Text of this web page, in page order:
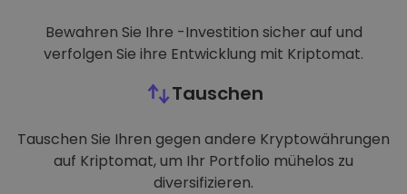
Bewahren Sie Ihre -Investition sicher auf und
verfolgen Sie ihre Entwicklung mit Kriptomat.
Tauschen
Tauschen Sie Ihren gegen andere Kryptowährungen
auf Kriptomat, um Ihr Portfolio mühelos zu
diversifizieren.